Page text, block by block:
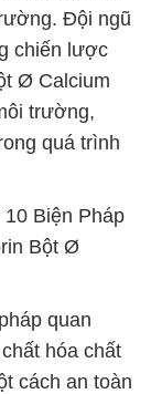
Đội ngũ
chiến lược
Ø Calcium
trường,
quá trình
Biện Pháp
Bột Ø
quan
hóa chất
cách an toàn